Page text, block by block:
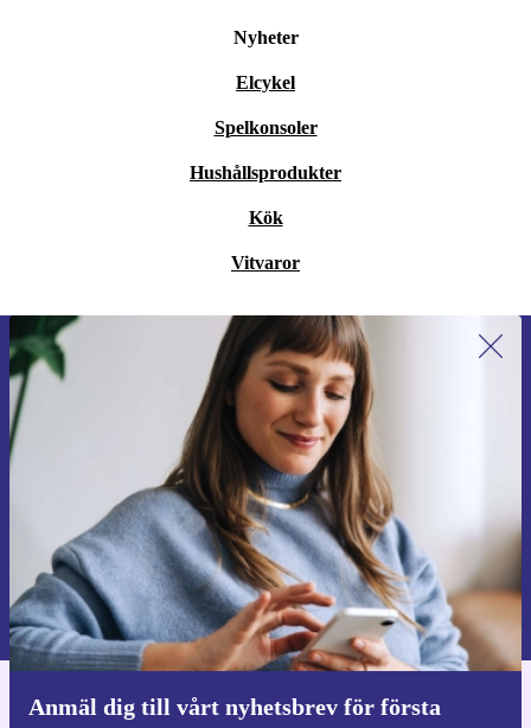
lunchsoppa, en frukostsmoothie eller två portioner
Absolut, designen gör den smidig att diska och hantera
Passar maskinen mitt kök?
Med sina nätta mått får den plats även på små arbetsytor.
Den är lätt att flytta undan tack vare låg vikt.
Trygghet på köpet
Du får alltid minst 12 månaders garanti och 30 dagars fri
retur när du väljer rekonditionerad elektronik från
refurbed. Laga gott – med gott samvete!
Nyheter
Elcykel
Spelkonsoler
Hushållsprodukter
Kök
Vitvaror
Anmäl dig till vårt nyhetsbrev för första
Anmäl dig till vårt nyhetsbrev för
första gången och spara 200 kr!
Missa aldrig ett erbjudande igen.
Begär kupong
Information om användningen av personuppgifter finns i vår
Integritetspolicy
Ladda ner refurbed appen